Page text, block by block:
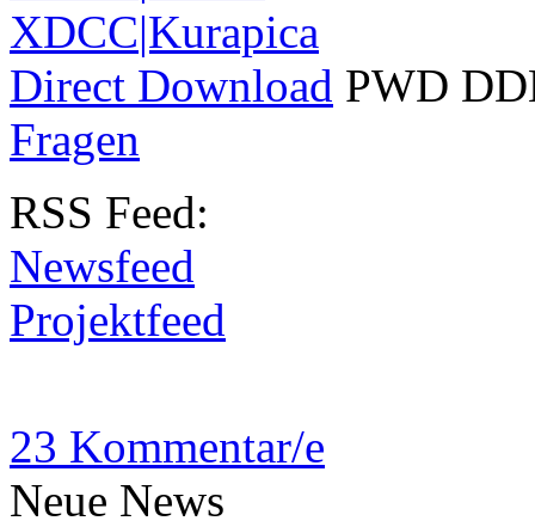
XDCC|Kurapica
Direct Download PWD
Fragen
RSS Feed:
Newsfeed
Projektfeed
23 Kommentar/e
Neue News